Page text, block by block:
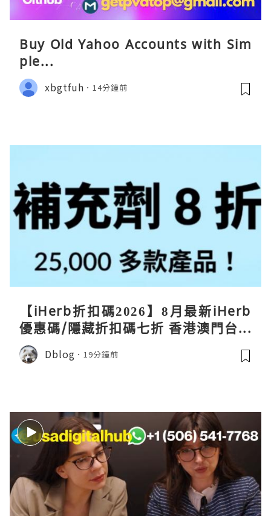
Buy Old Yahoo Accounts with Sim
ple...
xbgtfuh 14分鐘前
【iHerb折扣碼2026】8月最新iHerb
優惠碼/隱藏折扣碼七折 香港澳門台灣
新加坡iherb code 30％ off
Dblog 19分鐘前